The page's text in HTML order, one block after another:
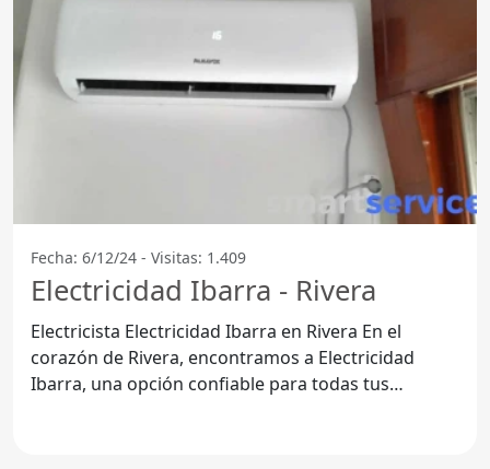
Fecha: 6/12/24 - Visitas: 1.409
Electricidad Ibarra - Rivera
Electricista Electricidad Ibarra en Rivera En el
corazón de Rivera, encontramos a Electricidad
Ibarra, una opción confiable para todas tus